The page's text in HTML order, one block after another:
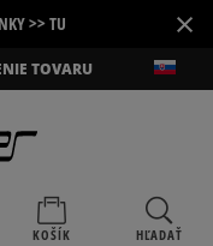
>> TU ×
TOVARU
KOŠÍK HĽADAŤ